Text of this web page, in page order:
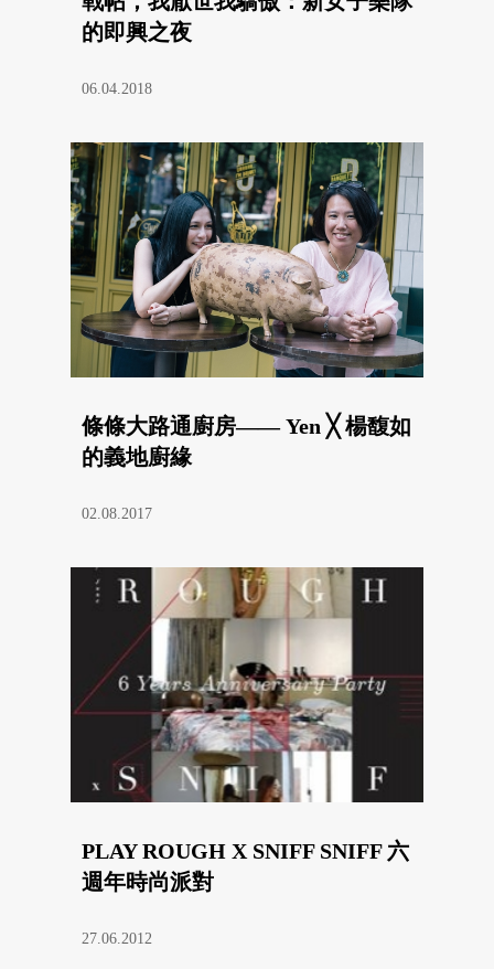
的即興之夜
06.04.2018
條條大路通廚房—— Yen ╳ 楊馥如
的義地廚緣
02.08.2017
PLAY ROUGH X SNIFF SNIFF 六
週年時尚派對
27.06.2012